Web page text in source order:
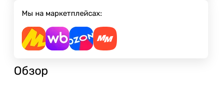
Мы на маркетплейсах:
Обзор